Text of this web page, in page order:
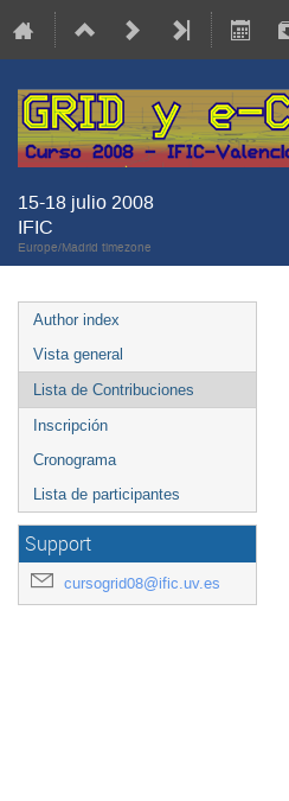
15-18 julio 2008
IFIC
Europe/Madrid timezone
Author index
Vista general
Lista de Contribuciones
Inscripción
Cronograma
Lista de participantes
Support
cursogrid08@ific.uv.es